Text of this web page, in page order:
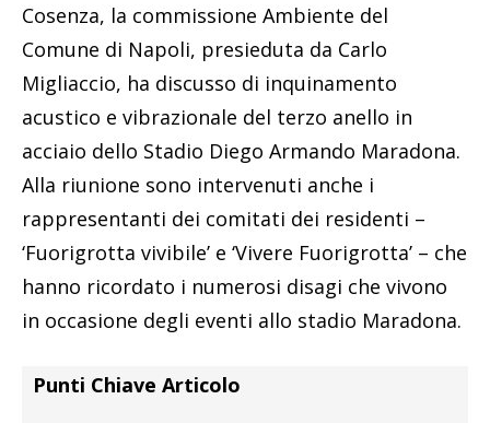
Cosenza, la commissione Ambiente del
Comune di Napoli, presieduta da Carlo
Migliaccio, ha discusso di inquinamento
acustico e vibrazionale del terzo anello in
acciaio dello Stadio Diego Armando Maradona.
Alla riunione sono intervenuti anche i
rappresentanti dei comitati dei residenti –
‘Fuorigrotta vivibile’ e ‘Vivere Fuorigrotta’ – che
hanno ricordato i numerosi disagi che vivono
in occasione degli eventi allo stadio Maradona.
Punti Chiave Articolo